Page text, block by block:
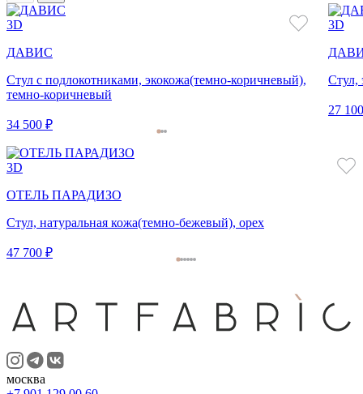
3D
ДАВИС
Стул с подлокотниками, экокожа(темно-коричневый),
темно-коричневый
34 500 ₽
3D
Стул,
27
3D
ОТЕЛЬ ПАРАДИЗО
Стул, натуральная кожа(темно-бежевый), орех
47 700 ₽
москва